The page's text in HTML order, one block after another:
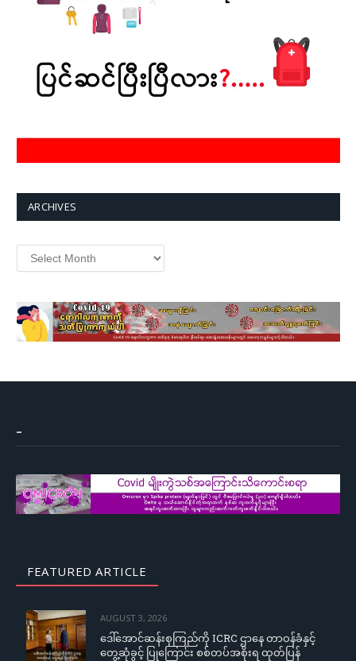
ARCHIVES
Archives
–
FEATURED ARTICLE
AUGUST 3, 2026
ဒေါ်အောင်ဆန်းစုကြည်ကို ICRC ဌာနေ တာဝန်ခံနှင့်
တွေ့ဆုံခွင့် ပြုကြောင်း စစ်တပ်အစိုးရ ထုတ်ပြန်